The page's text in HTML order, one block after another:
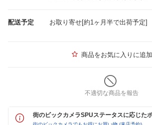
配送予定 お取り寄せ[約1ヶ月半で出荷予定]
商品をお気に入りに追加
不適切な商品を報告
街のビックカメラSPUステータスに応じた